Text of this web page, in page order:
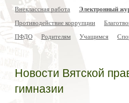
Внеклассная работа
Электронный
Противодействие коррупции
ПФДО
Родителям Учащимся
Новости Вятской
гимназии